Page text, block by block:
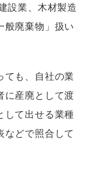
設業、木材製造
般廃棄物」扱い
ても、自社の業
に産廃として渡
して出せる業種
などで照合して